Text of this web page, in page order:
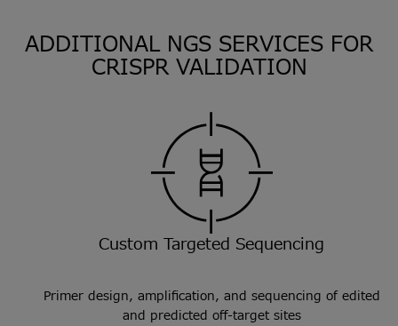
ADDITIONAL NGS SERVICES FOR
CRISPR VALIDATION
Custom Targeted Sequencing
Primer design, amplification, and sequencing of edited
and predicted off-target sites